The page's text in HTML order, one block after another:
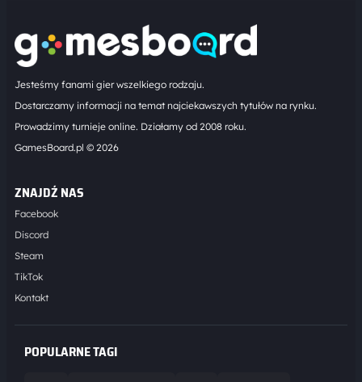
Jesteśmy fanami gier wszelkiego rodzaju.
Dostarczamy informacji na temat najciekawszych tytułów na rynku.
Prowadzimy turnieje online. Działamy od 2008 roku.
GamesBoard.pl © 2026
ZNAJDŹ NAS
Facebook
Discord
Steam
TikTok
Kontakt
POPULARNE TAGI